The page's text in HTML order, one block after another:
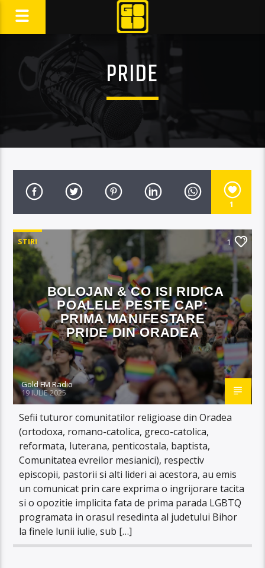
PRIDE
1
STIRI 1
BOLOJAN & CO ISI RIDICA
POALELE PESTE CAP:
PRIMA MANIFESTARE
PRIDE DIN ORADEA
Gold FM Radio
19 IULIE 2025
Sefii tuturor comunitatilor religioase din Oradea
(ortodoxa, romano-catolica, greco-catolica,
reformata, luterana, penticostala, baptista,
Comunitatea evreilor mesianici), respectiv
episcopii, pastorii si alti lideri ai acestora, au emis
un comunicat prin care exprima o ingrijorare tacita
si o opozitie implicita fata de prima parada LGBTQ
programata in orasul resedinta al judetului Bihor
la finele lunii iulie, sub […]